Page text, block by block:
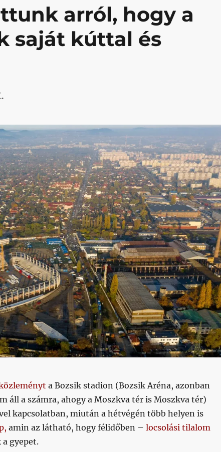
arról, hogy a
saját kúttal és
a Bozsik stadion (Bozsik Aréna, azonban
áll a számra, ahogy a Moszkva tér is Moszkva tér)
kapcsolatban, miután a hétvégén több helyen is
amin az látható, hogy félidőben – locsolási tilalom
gyepet.